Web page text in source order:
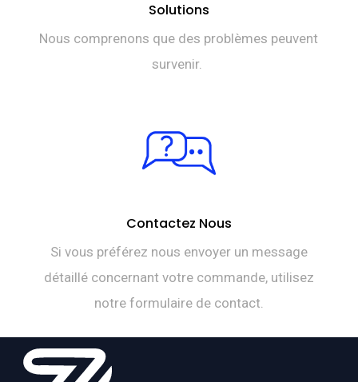
Solutions
Nous comprenons que des problèmes peuvent
survenir.
Contactez Nous
Si vous préférez nous envoyer un message
détaillé concernant votre commande, utilisez
notre formulaire de contact.